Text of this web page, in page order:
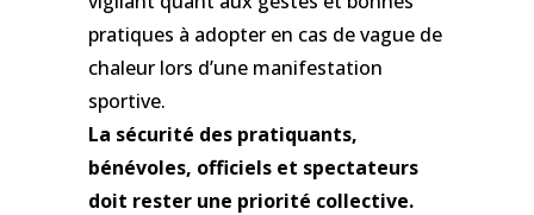
pratiques à adopter en cas de vague de
chaleur lors d’une manifestation
sportive.
La sécurité des pratiquants,
bénévoles, officiels et spectateurs
doit rester une priorité collective.